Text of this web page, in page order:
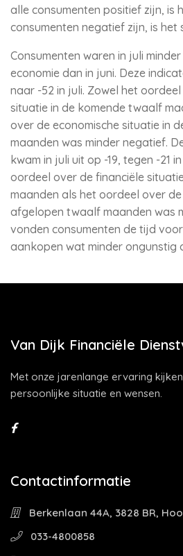
alle consumenten positief zijn, is
consumenten negatief zijn, is het
Consumenten waren in juli
economie dan in juni. Deze
naar -52 in juli. Zowel het
situatie in de komende twaalf
over de economische situatie in
maanden was minder negatief.
kwam in juli uit op -19, tegen -21
oordeel over de financiële
maanden als het oordeel over
afgelopen twaalf maanden was
vonden consumenten de tijd
aankopen wat minder ongunstig
Van Dijk Financiële
Met onze jarenlange ervaring
persoonlijke situatie en wensen.
Contactinformatie
Berkenlaan 44A, 3828 BR,
033-4800858